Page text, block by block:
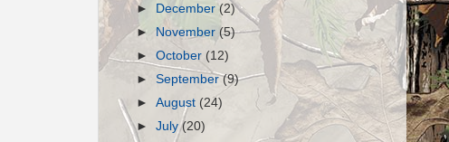
►
December(2)
►
November (5)
►October (12)
►September(9)
►August (24)
►July(20)